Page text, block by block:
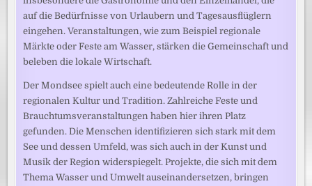
auf die Bedürfnisse von Urlaubern und Tagesausflüglern
eingehen. Veranstaltungen, wie zum Beispiel regionale
Märkte oder Feste am Wasser, stärken die Gemeinschaft und
beleben die lokale Wirtschaft.
Der Mondsee spielt auch eine bedeutende Rolle in der
regionalen Kultur und Tradition. Zahlreiche Feste und
Brauchtumsveranstaltungen haben hier ihren Platz
gefunden. Die Menschen identifizieren sich stark mit dem
See und dessen Umfeld, was sich auch in der Kunst und
Musik der Region widerspiegelt. Projekte, die sich mit dem
Thema Wasser und Umwelt auseinandersetzen, bringen